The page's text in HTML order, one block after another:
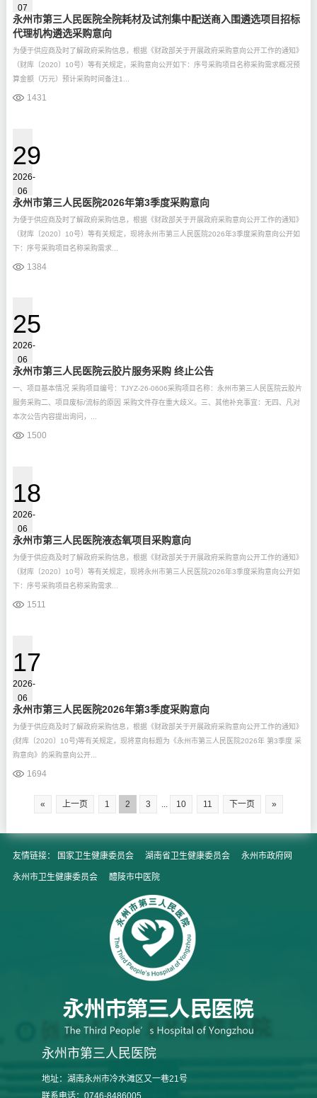
07
永州市第三人民医院全院耗材及试剂集中配送商入围遴选项目招标
代理机构遴选采购意向
为便于供应商及时了解政府采购信息，根据《财政部关于开展政府采购意向公开工作的通知》
（财库〔2020〕10号）等有关规定，采购意向公开如下：序号采购项目名称采购需求概况预
算金额（万元）预计采购时间备注1...
1431
29
2026-
06
永州市第三人民医院2026年第3季度采购意向
为便于供应商及时了解政府采购信息，根据《财政部关于开展政府采购意向公开工作的通知》
（财库〔2020〕10号）等有关规定，现将永州市第三人民医院2026年3季度采购意向公开如
下：序号采购项目名称采购需求...
1384
25
2026-
06
永州市第三人民医院云胶片服务采购 终止公告
一、项目基本情况 采购项目编号：TJYZ-26-0606采购项目名称：永州市第三人民医院云胶片
服务采购二、项目废标/流标的原因 采购文件存在重大歧义。三、其他补充事宜：无四、凡对
本次公告内容提出询问，...
1500
18
2026-
06
永州市第三人民医院液态氧项目采购意向
为便于供应商及时了解政府采购信息，根据《财政部关于开展政府采购意向公开工作的通知》
（财库〔2020〕10号）等有关规定，现将永州市第三人民医院2026年3季度采购意向公开如
下：序号采购项目名称采购需求...
1511
17
2026-
06
永州市第三人民医院2026年第3季度采购意向
为便于供应商及时了解政府采购信息，根据《财政部关于开展政府采购意向公开工作的通知》
(财库〔2020〕10号)等有关规定，现将意向标题为《永州市第三人民医院2026年 第3季度 采
购意向》的采购意向公开...
1694
« 上一页 1 2 3 10 11 下一页 »
友情链接： 国家卫生健康委员会 湖南省卫生健康委员会 永州市政府网
永州市卫生健康委员会 醴陵市中医院
永州市第三人民医院
地址：湖南永州市冷水滩区又一巷21号